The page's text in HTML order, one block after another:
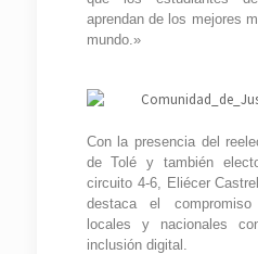
aprendan de los mejores
mundo.»
Con la presencia del
de Tolé y también
circuito 4-6, Eliécer
destaca el
locales y nacionales
inclusión digital.